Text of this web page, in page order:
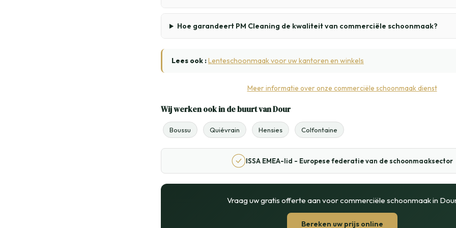
Hoe garandeert PM Cleaning de kwaliteit van commerciële schoonmaak?
Lees ook :Lenteschoonmaak voor uw kantoren en winkels
Meer informatie over onze commerciële schoonmaak dienst
Wij werken ook in de buurt van Dour
Boussu Quiévrain Hensies Colfontaine
ISSA EMEA-lid - Europese federatie van de schoonmaaksector
Vraag uw gratis offerte aan voor commerciële schoonmaak in
Bereken uw prijs online